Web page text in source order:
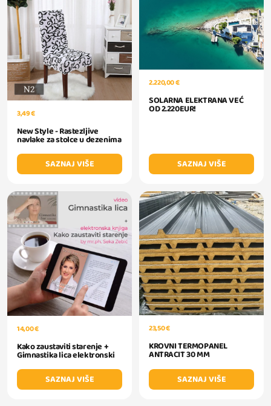
3,49 €
New Style - Rastezljive
navlake za stolce u dezenima
SAZNAJ VIŠE
2.220,00 €
SOLARNA ELEKTRANA VEĆ
OD 2.220EUR!
SAZNAJ VIŠE
14,00 €
Kako zaustaviti starenje +
Gimnastika lica elektronski
SAZNAJ VIŠE
23,50 €
KROVNI TERMOPANEL
ANTRACIT 30 MM
SAZNAJ VIŠE